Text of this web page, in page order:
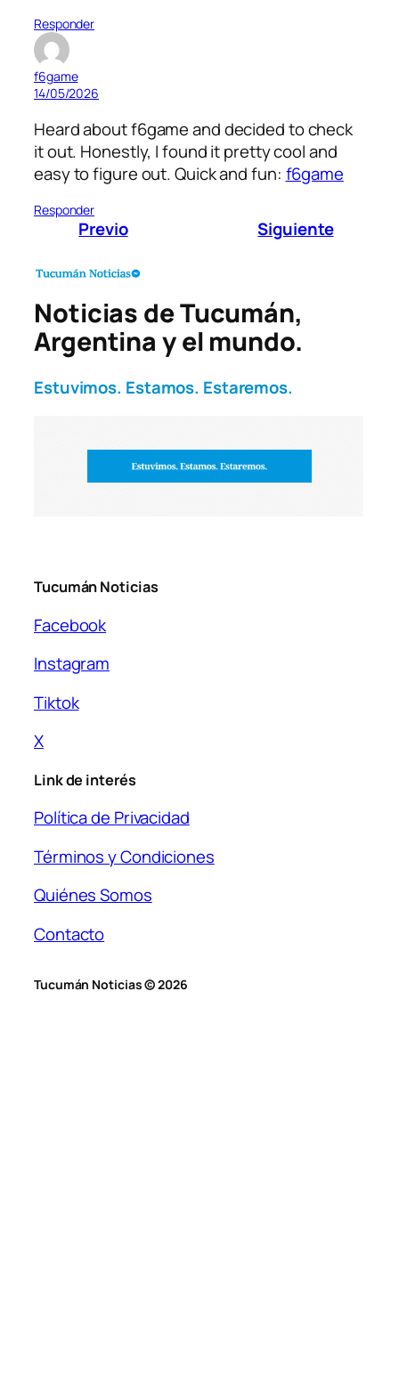
Responder
f6game
14/05/2026
Heard about f6game and decided to check
it out. Honestly, I found it pretty cool and
easy to figure out. Quick and fun: f6game
Responder
Previo Siguiente
Noticias de Tucumán,
Argentina y el mundo.
Estuvimos. Estamos. Estaremos.
Tucumán Noticias
Facebook
Instagram
Tiktok
X
Link de interés
Política de Privacidad
Términos y Condiciones
Quiénes Somos
Contacto
Tucumán Noticias © 2026